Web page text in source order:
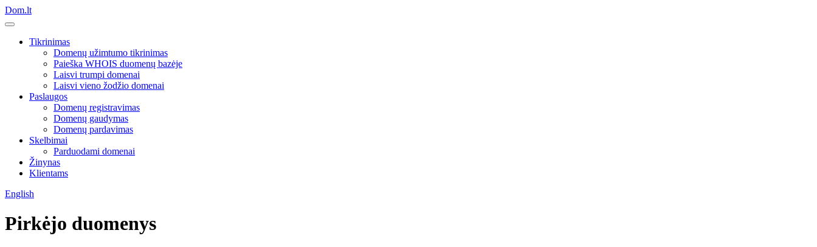
Dom.lt
Tikrinimas
Domenų užimtumo tikrinimas
Paieška WHOIS duomenų bazėje
Laisvi trumpi domenai
Laisvi vieno žodžio domenai
Paslaugos
Domenų registravimas
Domenų gaudymas
Domenų pardavimas
Skelbimai
Parduodami domenai
Žinynas
Klientams
English
Pirkėjo duomenys